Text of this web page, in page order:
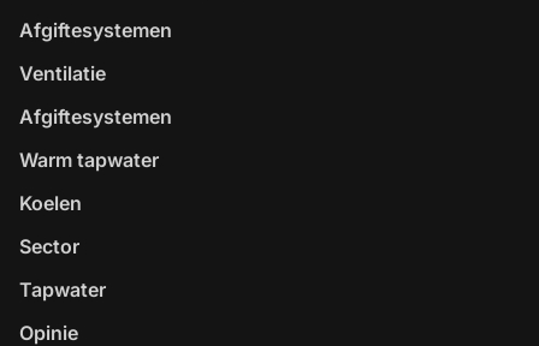
Afgiftesystemen
Ventilatie
Afgiftesystemen
Warm tapwater
Koelen
Sector
Tapwater
Opinie